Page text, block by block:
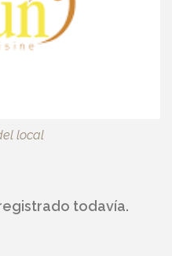
local
todavía.